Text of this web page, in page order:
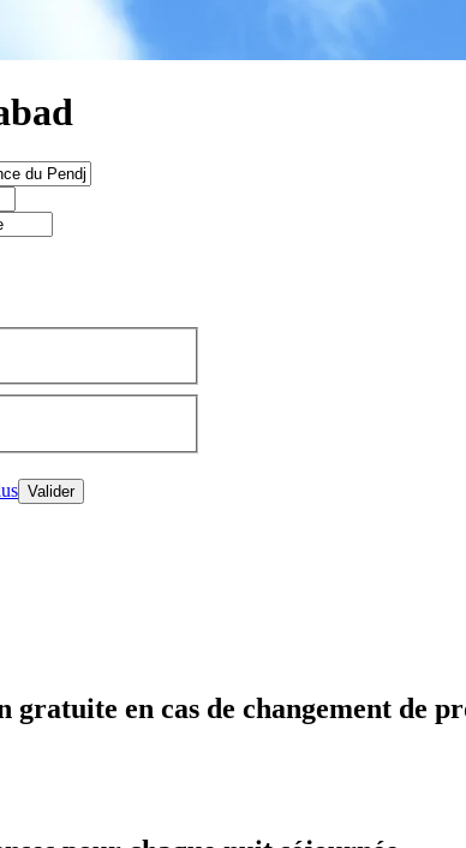
Valider
gratuite en cas de changement de